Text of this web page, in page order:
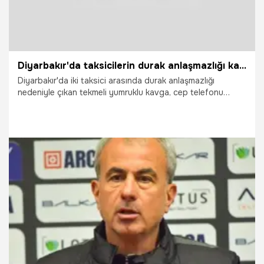
Diyarbakır'da taksicilerin durak anlaşmazlığı kavgası kamerada
Diyarbakır'da iki taksici arasında durak anlaşmazlığı
nedeniyle çıkan tekmeli yumruklu kavga, cep telefonu
2.07.2026 Vatan TV